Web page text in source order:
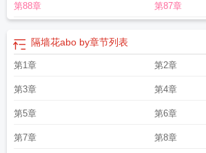
思隔墙花txt 任平生 隔墙花影动散
花隔墙花影动疑是玉人来是西厢记中的著名诗句隔
免费阅读 最新章节 隔墙花txt任平生隔墙花
by任平生讲的什么隔墙花abo by隔墙花abo最新章
墙花(任平生)
隔墙花任平生笔趣阁最新章
电子版txt
隔墙花类似 隔墙花阅
墙花周笔畅什么意义
隔墙花影动疑是
费阅读 隔墙花影动疑是玉人来是光的散射吗隔墙花(
第88章 第87章
隔墙花abo by章节列表
第1章 第2章
第3章 第4章
第5章 第6章
第7章 第8章